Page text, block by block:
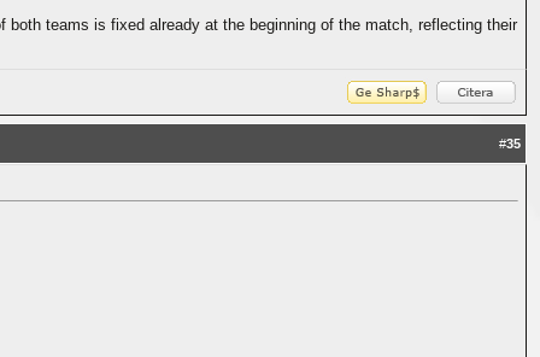
teams is fixed already at the beginning of the match, reflecting their
#35